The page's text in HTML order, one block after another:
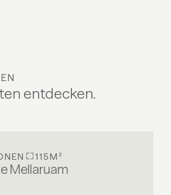
entdecken.
115M²
Mellaruam